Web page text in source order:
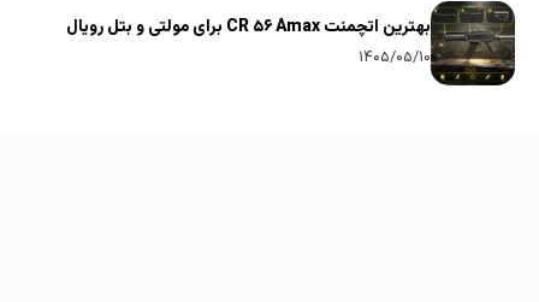
بهترین اتچمنت CR ۵۶ Amax برای مولتی و بتل رویال
۱۴۰۵/۰۵/۱۰